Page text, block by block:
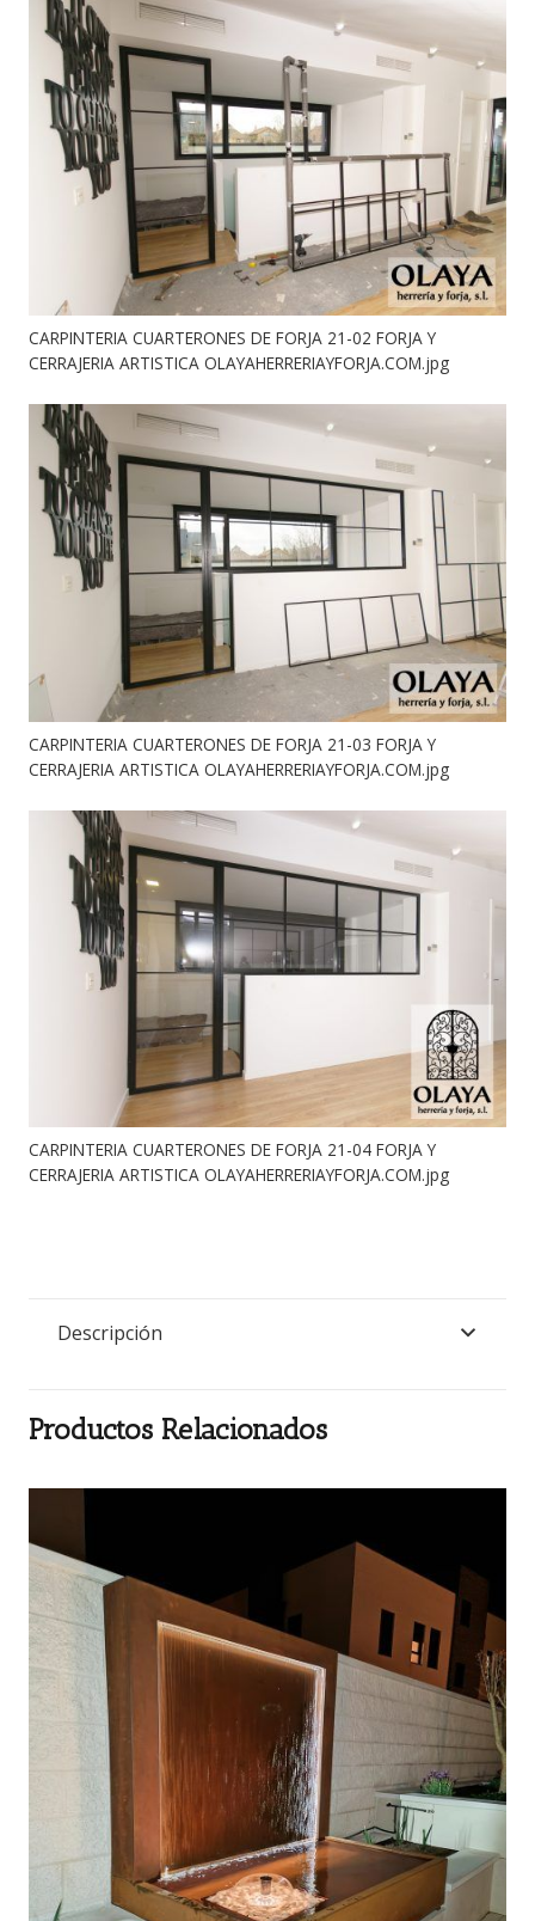
CARPINTERIA CUARTERONES DE FORJA 21-02 FORJA Y
CERRAJERIA ARTISTICA OLAYAHERRERIAYFORJA.COM.jpg
CARPINTERIA CUARTERONES DE FORJA 21-03 FORJA Y
CERRAJERIA ARTISTICA OLAYAHERRERIAYFORJA.COM.jpg
CARPINTERIA CUARTERONES DE FORJA 21-04 FORJA Y
CERRAJERIA ARTISTICA OLAYAHERRERIAYFORJA.COM.jpg
Descripción
Productos Relacionados